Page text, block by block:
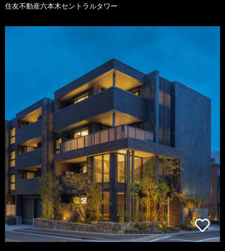
住友不動産六本木セントラルタワー